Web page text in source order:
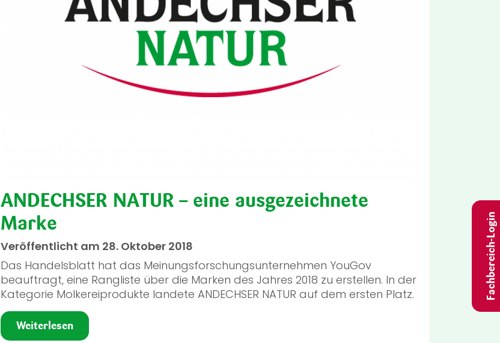
ANDECHSER NATUR – eine ausgezeichnete
Marke
Veröffentlicht am 28. Oktober 2018
Das Handelsblatt hat das Meinungsforschungsunternehmen YouGov
beauftragt, eine Rangliste über die Marken des Jahres 2018 zu erstellen. In der
Kategorie Molkereiprodukte landete ANDECHSER NATUR auf dem ersten Platz.
Weiterlesen
Fachbereich-Login